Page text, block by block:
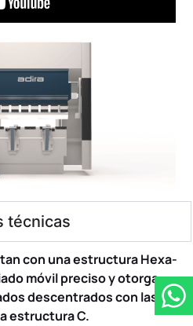
técnicas
con una estructura Hexa-
móvil preciso y otorga
descentrados con las
estructura C.